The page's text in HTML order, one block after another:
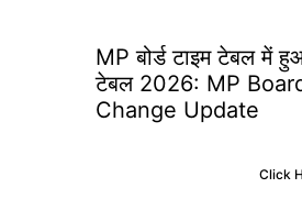
MP बोर्ड टाइम टेबल में
टेबल 2026: MP
Change Update
Click